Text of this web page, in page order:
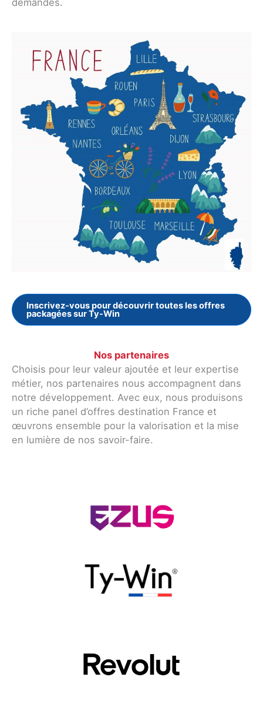
Inscrivez-vous pour découvrir toutes les offres
packagées sur Ty-Win
Nos partenaires
Choisis pour leur valeur ajoutée et leur expertise
métier, nos partenaires nous accompagnent dans
notre développement. Avec eux, nous produisons
un riche panel d’offres destination France et
œuvrons ensemble pour la valorisation et la mise
en lumière de nos savoir-faire.